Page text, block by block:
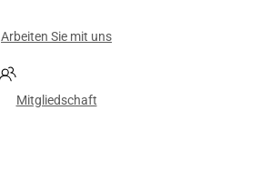
Arbeiten Sie mit uns
Mitgliedschaft